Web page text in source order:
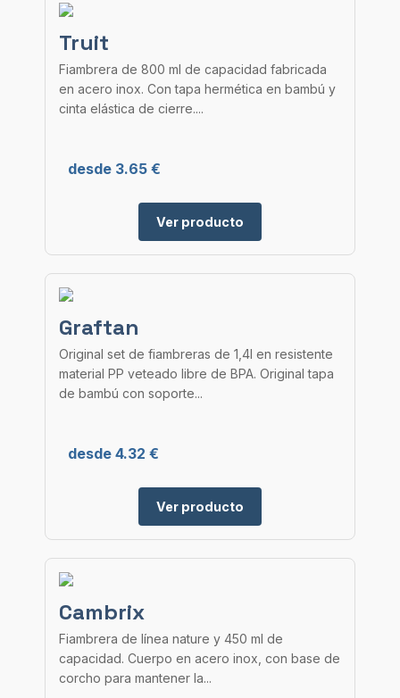
Truit
Fiambrera de 800 ml de capacidad fabricada
en acero inox. Con tapa hermética en bambú y
cinta elástica de cierre....
desde 3.65 €
Ver producto
Graftan
Original set de fiambreras de 1,4l en resistente
material PP veteado libre de BPA. Original tapa
de bambú con soporte...
desde 4.32 €
Ver producto
Cambrix
Fiambrera de línea nature y 450 ml de
capacidad. Cuerpo en acero inox, con base de
corcho para mantener la...